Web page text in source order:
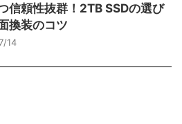
信頼性抜群！2TB SSDの選び
換装のコツ
14